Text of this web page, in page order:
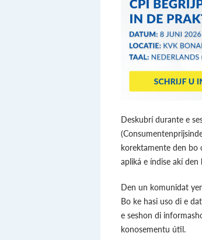
Deskubrí durante e
korektamente den bo
apliká e índise akí
Den un komunidat
Bo ke hasi uso di e
e seshon di
konosementu útil.